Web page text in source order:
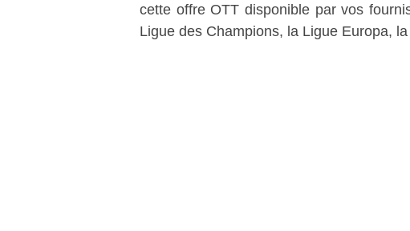
cette offre OTT disponible par vos
Ligue des Champions, la Ligue Europa,